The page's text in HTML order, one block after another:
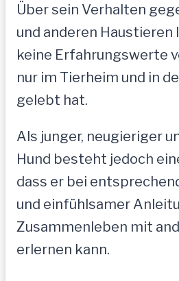
Über sein Verhalten
und anderen Haustieren
keine Erfahrungswerte
nur im Tierheim und in
gelebt hat.
Als junger, neugieriger
Hund besteht jedoch
dass er bei
und einfühlsamer
Zusammenleben mit
erlernen kann.